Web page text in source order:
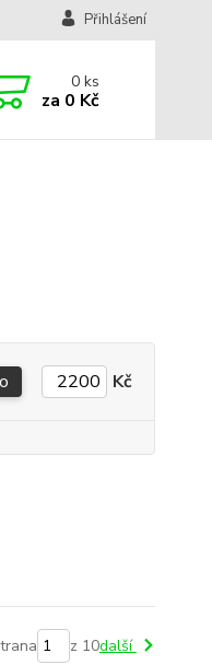
Přihlášení
0ks
za 0 Kč
Kč
z 10další